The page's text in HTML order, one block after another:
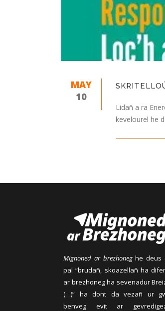
MAY
10
Lidañ a ra
kevelourel he
Mignoned ar brezhoneghe deus
pal “brudañ, skoazellañ ha
ar brezhoneg ha sevenadur
(…)” ha dont da vezañ ur
benveg evit ar